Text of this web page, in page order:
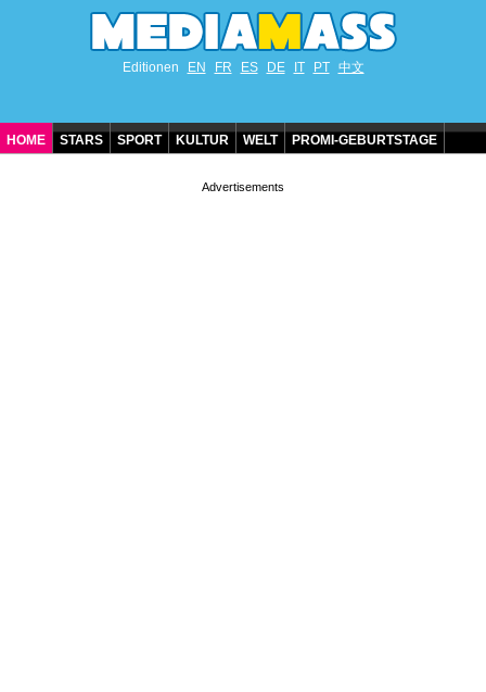
Editionen EN FR ES DE IT PT 中文
HOME STARS SPORT KULTUR WELT PROMI-GEBURTSTAGE